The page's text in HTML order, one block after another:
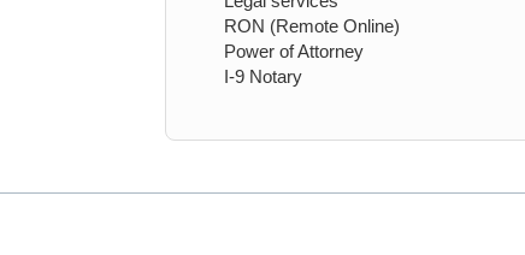
RON (Remote Online)
Power of Attorney
I-9 Notary